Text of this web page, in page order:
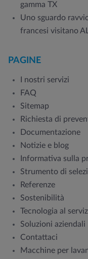
gamma TX
Uno sguardo
francesi visitano
PAGINE
I nostri servizi
FAQ
Sitemap
Richiesta di
Documentazione
Notizie e blog
Informativa sulla
Strumento di
Referenze
Sostenibilità
Tecnologia al
Soluzioni aziendali
Contattaci
Macchine per